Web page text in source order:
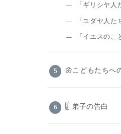
「ギリシヤ
「ユダヤ人た
「イエスのこ
🌼こどもたちへ
🎚️ 弟子の告白